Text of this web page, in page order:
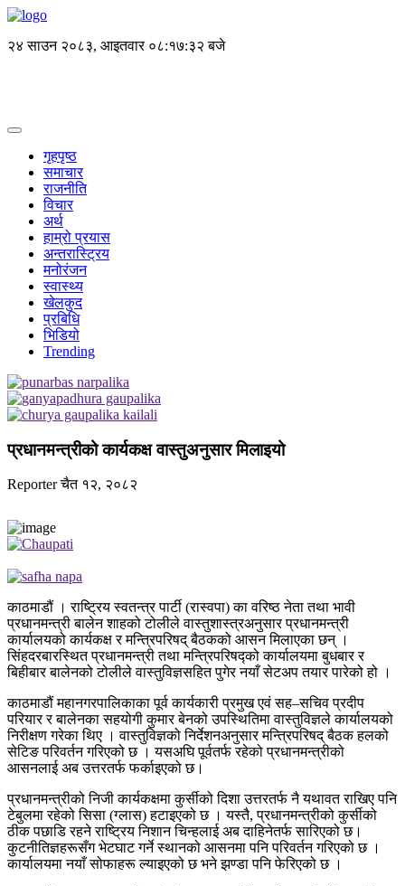
२४ साउन २०८३, आइतवार ०८:१७:३२ बजे
गृहपृष्ठ
समाचार
राजनीति
विचार
अर्थ
हाम्रो प्रयास
अन्तरास्ट्रिय
मनोरंजन
स्वास्थ्य
खेलकुद
प्रबिधि
भिडियो
Trending
प्रधानमन्त्रीको कार्यकक्ष वास्तुअनुसार मिलाइयो
Reporterचैत १२, २०८२
काठमाडौं । राष्ट्रिय स्वतन्त्र पार्टी (रास्वपा) का वरिष्ठ नेता तथा भावी
प्रधानमन्त्री बालेन शाहको टोलीले वास्तुशास्त्रअनुसार प्रधानमन्त्री
कार्यालयको कार्यकक्ष र मन्त्रिपरिषद् बैठकको आसन मिलाएका छन् ।
सिंहदरबारस्थित प्रधानमन्त्री तथा मन्त्रिपरिषद्को कार्यालयमा बुधबार र
बिहीबार बालेनको टोलीले वास्तुविज्ञसहित पुगेर नयाँ सेटअप तयार पारेको हो ।
काठमाडौं महानगरपालिकाका पूर्व कार्यकारी प्रमुख एवं सह–सचिव प्रदीप
परियार र बालेनका सहयोगी कुमार बेनको उपस्थितिमा वास्तुविज्ञले कार्यालयको
निरीक्षण गरेका थिए । वास्तुविज्ञको निर्देशनअनुसार मन्त्रिपरिषद् बैठक हलको
सेटिङ परिवर्तन गरिएको छ । यसअघि पूर्वतर्फ रहेको प्रधानमन्त्रीको
आसनलाई अब उत्तरतर्फ फर्काइएको छ।
प्रधानमन्त्रीको निजी कार्यकक्षमा कुर्सीको दिशा उत्तरतर्फ नै यथावत राखिए पनि
टेबुलमा रहेको सिसा (ग्लास) हटाइएको छ । यस्तै, प्रधानमन्त्रीको कुर्सीको
ठीक पछाडि रहने राष्ट्रिय निशान चिन्हलाई अब दाहिनेतर्फ सारिएको छ।
कुटनीतिज्ञहरूसँग भेटघाट गर्ने स्थानको आसनमा पनि परिवर्तन गरिएको छ ।
कार्यालयमा नयाँ सोफाहरू ल्याइएको छ भने झण्डा पनि फेरिएको छ ।